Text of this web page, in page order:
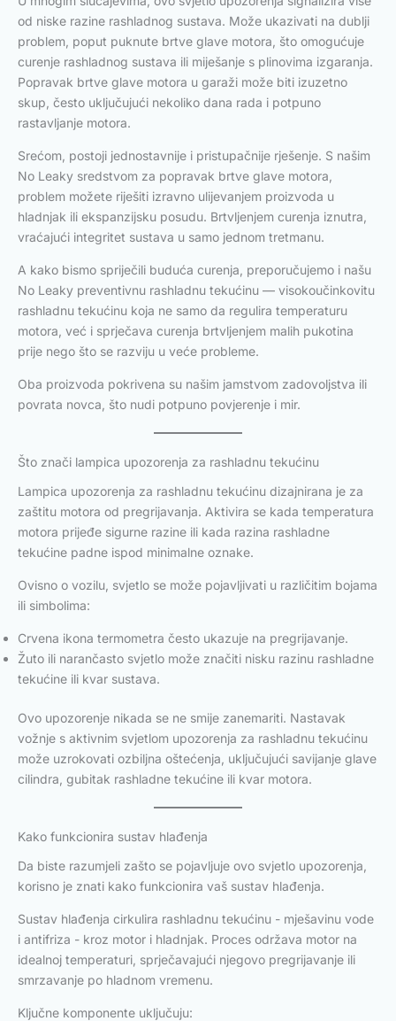
od niske razine rashladnog sustava. Može ukazivati na dublji
problem, poput puknute brtve glave motora, što omogućuje
curenje rashladnog sustava ili miješanje s plinovima izgaranja.
Popravak brtve glave motora u garaži može biti izuzetno
skup, često uključujući nekoliko dana rada i potpuno
rastavljanje motora.
Srećom, postoji jednostavnije i pristupačnije rješenje. S našim
No Leaky sredstvom za popravak brtve glave motora,
problem možete riješiti izravno ulijevanjem proizvoda u
hladnjak ili ekspanzijsku posudu. Brtvljenjem curenja iznutra,
vraćajući integritet sustava u samo jednom tretmanu.
A kako bismo spriječili buduća curenja, preporučujemo i našu
No Leaky preventivnu rashladnu tekućinu — visokoučinkovitu
rashladnu tekućinu koja ne samo da regulira temperaturu
motora, već i sprječava curenja brtvljenjem malih pukotina
prije nego što se razviju u veće probleme.
Oba proizvoda pokrivena su našim jamstvom zadovoljstva ili
povrata novca, što nudi potpuno povjerenje i mir.
Što znači lampica upozorenja za rashladnu tekućinu
Lampica upozorenja za rashladnu tekućinu dizajnirana je za
zaštitu motora od pregrijavanja. Aktivira se kada temperatura
motora prijeđe sigurne razine ili kada razina rashladne
tekućine padne ispod minimalne oznake.
Ovisno o vozilu, svjetlo se može pojavljivati u različitim bojama
ili simbolima:
Crvena ikona termometra često ukazuje na pregrijavanje.
Žuto ili narančasto svjetlo može značiti nisku razinu rashladne
tekućine ili kvar sustava.
Ovo upozorenje nikada se ne smije zanemariti. Nastavak
vožnje s aktivnim svjetlom upozorenja za rashladnu tekućinu
može uzrokovati ozbiljna oštećenja, uključujući savijanje glave
cilindra, gubitak rashladne tekućine ili kvar motora.
Kako funkcionira sustav hlađenja
Da biste razumjeli zašto se pojavljuje ovo svjetlo upozorenja,
korisno je znati kako funkcionira vaš sustav hlađenja.
Sustav hlađenja cirkulira rashladnu tekućinu - mješavinu vode
i antifriza - kroz motor i hladnjak. Proces održava motor na
idealnoj temperaturi, sprječavajući njegovo pregrijavanje ili
smrzavanje po hladnom vremenu.
Ključne komponente uključuju: